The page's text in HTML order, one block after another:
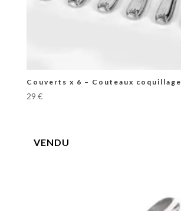
Couverts x 6 – Couteaux coquillage
29 €